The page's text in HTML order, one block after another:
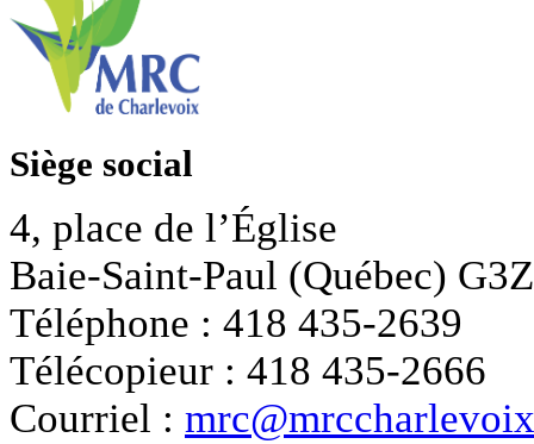
Siège social
4, place de l’Église
Baie-Saint-Paul (Québec)
Téléphone : 418 435-2639
Télécopieur : 418 435-2666
Courriel :